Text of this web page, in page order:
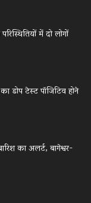
में दो लोगों
टेस्ट पॉजिटिव होने
का अलर्ट, बागेश्वर-